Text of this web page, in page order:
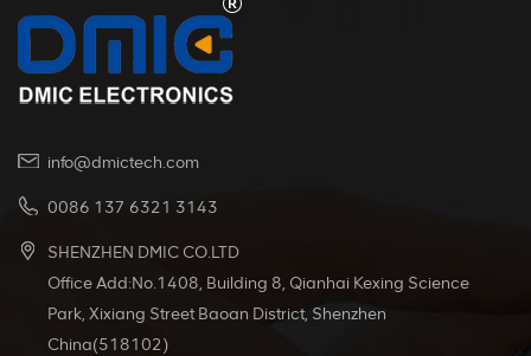
info@dmictech.com
0086 137 6321 3143
SHENZHEN DMIC CO.LTD
Office Add:No.1408, Building 8, Qianhai Kexing Science
Park, Xixiang Street Baoan District, Shenzhen
China(518102)